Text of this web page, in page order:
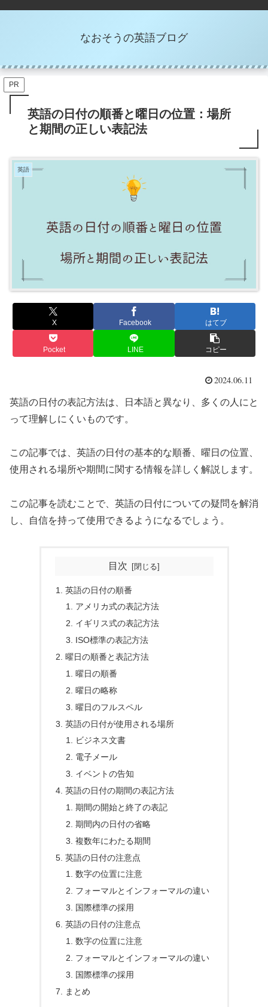
なおそうの英語ブログ
PR
英語の日付の順番と曜日の位置：場所
と期間の正しい表記法
英語
X Facebook はてブ
Pocket LINE コピー
2024.06.11
英語の日付の表記方法は、日本語と異なり、多くの人にと
って理解しにくいものです。
この記事では、英語の日付の基本的な順番、曜日の位置、
使用される場所や期間に関する情報を詳しく解説します。
この記事を読むことで、英語の日付についての疑問を解消
し、自信を持って使用できるようになるでしょう。
目次
英語の日付の順番
アメリカ式の表記方法
イギリス式の表記方法
ISO標準の表記方法
曜日の順番と表記方法
曜日の順番
曜日の略称
曜日のフルスペル
英語の日付が使用される場所
ビジネス文書
電子メール
イベントの告知
英語の日付の期間の表記方法
期間の開始と終了の表記
期間内の日付の省略
複数年にわたる期間
英語の日付の注意点
数字の位置に注意
フォーマルとインフォーマルの違い
国際標準の採用
英語の日付の注意点
数字の位置に注意
フォーマルとインフォーマルの違い
国際標準の採用
まとめ